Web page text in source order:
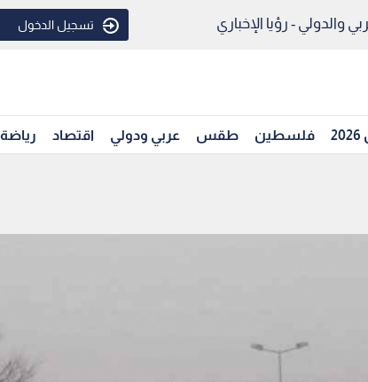
والدولي - رؤيا الإخباري تسجيل الدخول
فلسطين طقس عربي ودولي اقتصاد رياضة